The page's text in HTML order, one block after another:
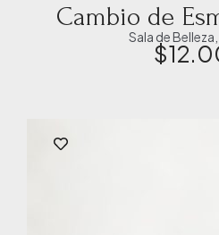
Cambio de
Sala de Belleza
$